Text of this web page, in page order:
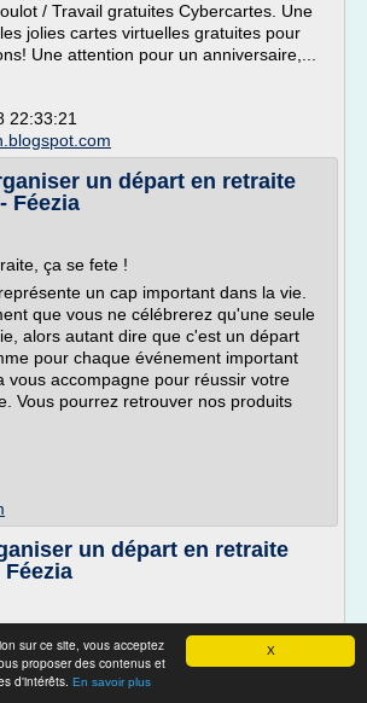
X
sur ce site, vous acceptez
proposer des contenus et
d'intérêts. En savoir plus
/ Travail gratuites Cybercartes. Une
jolies cartes virtuelles gratuites pour
Une attention pour un anniversaire,...
22:33:21
un départ en retraite
Féezia
ça se fete !
un cap important dans la vie.
que vous ne célébrerez qu'une seule
alors autant dire que c'est un départ
pour chaque événement important
vous accompagne pour réussir votre
Vous pourrez retrouver nos produits
un départ en retraite
un cap important dans la vie.
que vous ne célébrerez qu'une seule